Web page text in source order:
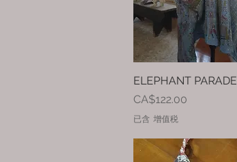
快速瀏覽
ELEPHANT PARADE
價格
CA$122.00
已含 增值税